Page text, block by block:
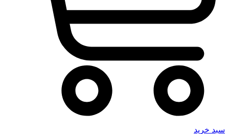
سبد خرید